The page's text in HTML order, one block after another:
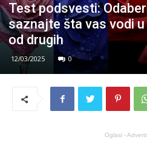
Test podsvesti:
saznajte šta vas vodi
od drugih
12/03/2025 0
Oglasi -